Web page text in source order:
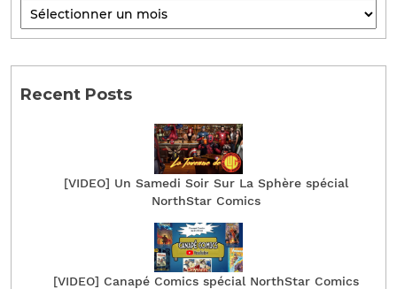
Recent Posts
[VIDEO] Un Samedi Soir Sur La Sphère spécial
NorthStar Comics
[VIDEO] Canapé Comics spécial NorthStar Comics